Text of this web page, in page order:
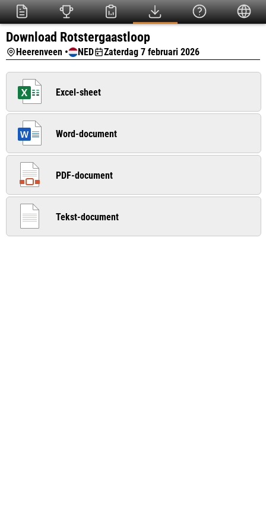
Download Rotstergaastloop
Heerenveen • NED Zaterdag 7 februari 2026
Excel-sheet
Word-document
PDF-document
Tekst-document